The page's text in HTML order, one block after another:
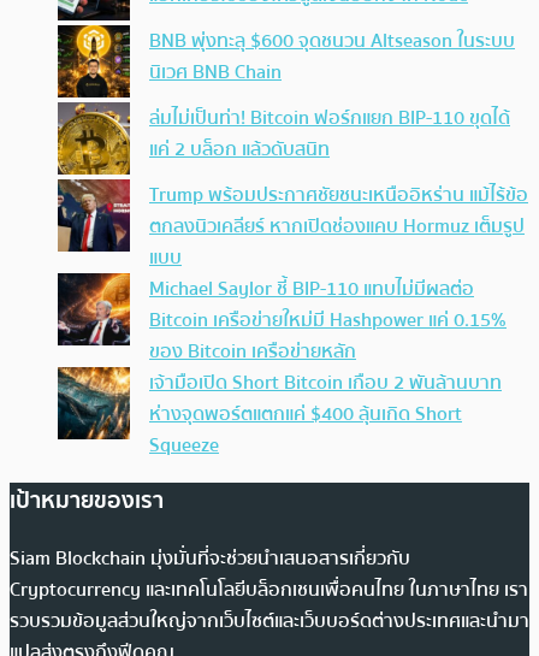
BNB พุ่งทะลุ $600 จุดชนวน Altseason ในระบบ
นิเวศ BNB Chain
ล่มไม่เป็นท่า! Bitcoin ฟอร์กแยก BIP-110 ขุดได้
แค่ 2 บล็อก แล้วดับสนิท
Trump พร้อมประกาศชัยชนะเหนืออิหร่าน แม้ไร้ข้อ
ตกลงนิวเคลียร์ หากเปิดช่องแคบ Hormuz เต็มรูป
แบบ
Michael Saylor ชี้ BIP-110 แทบไม่มีผลต่อ
Bitcoin เครือข่ายใหม่มี Hashpower แค่ 0.15%
ของ Bitcoin เครือข่ายหลัก
เจ้ามือเปิด Short Bitcoin เกือบ 2 พันล้านบาท
ห่างจุดพอร์ตแตกแค่ $400 ลุ้นเกิด Short
Squeeze
เป้าหมายของเรา
Siam Blockchain มุ่งมั่นที่จะช่วยนำเสนอสารเกี่ยวกับ
Cryptocurrency และเทคโนโลยีบล็อกเชนเพื่อคนไทย ในภาษาไทย เรา
รวบรวมข้อมูลส่วนใหญ่จากเว็บไซต์และเว็บบอร์ดต่างประเทศและนำมา